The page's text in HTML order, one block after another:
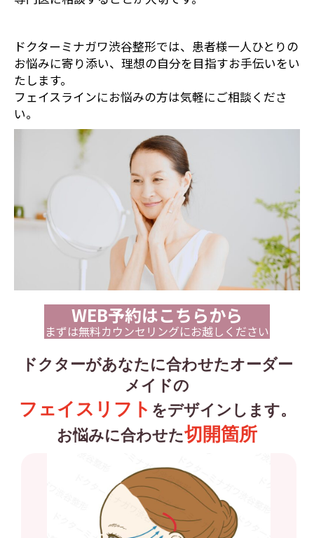
ドクターミナガワ渋谷整形では、患者様一人ひとりの
お悩みに寄り添い、理想の自分を目指すお手伝いをい
たします。
フェイスラインにお悩みの方は気軽にご相談くださ
い。
WEB予約はこちらから
まずは無料カウンセリングにお越しください
ドクターがあなたに合わせたオーダー
メイドの
フェイスリフト をデザインします。
お悩みに合わせた切開箇所